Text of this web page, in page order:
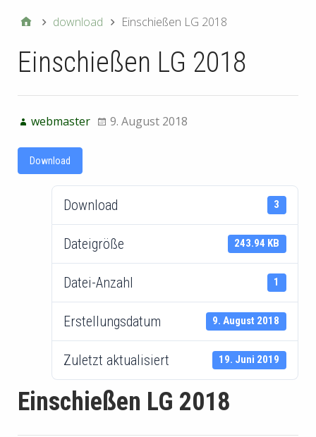
download Einschießen LG 2018
Einschießen LG 2018
webmaster 9. August 2018
Download
Download 3
Dateigröße 243.94 KB
Datei-Anzahl 1
Erstellungsdatum 9. August 2018
Zuletzt aktualisiert 19. Juni 2019
Einschießen LG 2018